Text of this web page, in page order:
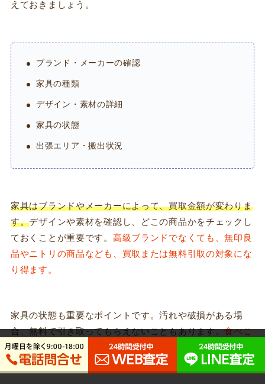
えておきましょう。
ブランド・メーカーの確認
家具の種類
デザイン・素材の詳細
家具の状態
出張エリア・搬出状況
家具はブランドやメーカーによって、買取金額が変わりま
す。デザインや素材を確認し、どこの商品かをチェックし
ておくことが重要です。 高級ブランドでなくても、無印良
品やニトリの商品なども、 買取または無料引取の対象 にな
り得ます。
家具の状態も重要なポイントです。汚れや破損がある場
合、無料で引き取ってもらえないこともあります。食べこ
ぼしのシミやペットによる傷などは特に注意が必要です。